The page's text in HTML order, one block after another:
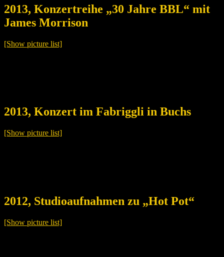
2013, Konzertreihe „30 Jahre BBL“ mit
James Morrison
[Show picture list]
2013, Konzert im Fabriggli in Buchs
[Show picture list]
2012, Studioaufnahmen zu „Hot Pot“
[Show picture list]